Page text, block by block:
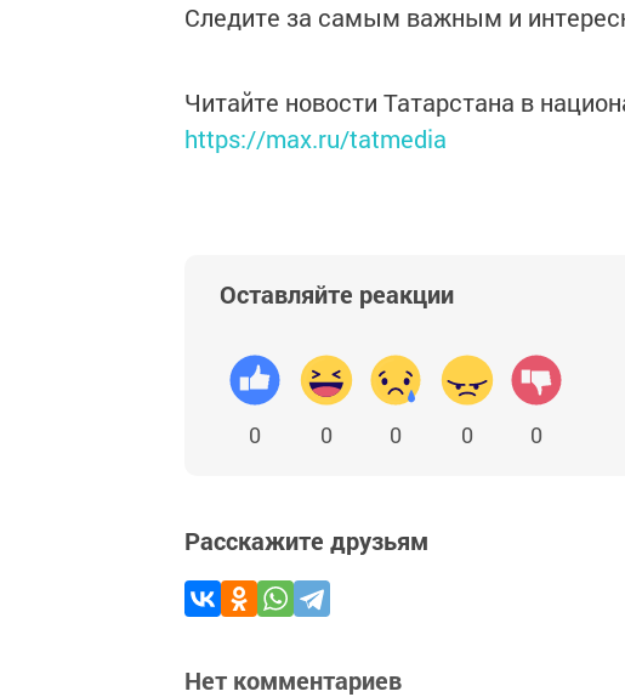
Следите за самым важным и
Читайте новости Татарстана в
https://max.ru/tatmedia
Оставляйте реакции
0 0 0 0 0
Расскажите друзьям
Нет комментариев